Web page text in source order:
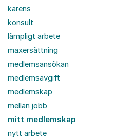
karens
konsult
lämpligt arbete
maxersättning
medlemsansökan
medlemsavgift
medlemskap
mellan jobb
mitt medlemskap
nytt arbete